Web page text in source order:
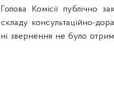
Комісії публічно
консультаційно-
звернення не було